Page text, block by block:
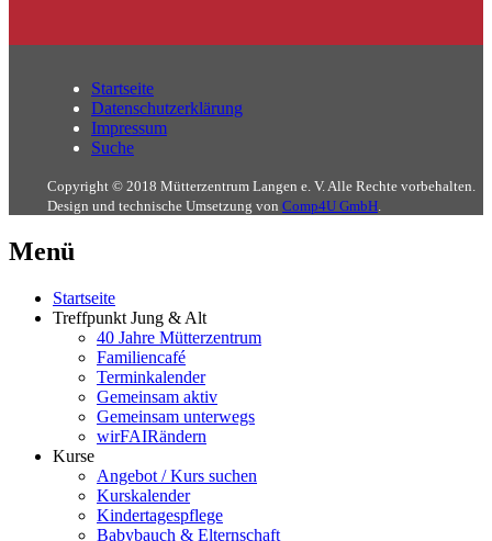
Startseite
Datenschutzerklärung
Impressum
Suche
Copyright © 2018 Mütterzentrum Langen e. V. Alle Rechte vorbehalten.
Design und technische Umsetzung von Comp4U GmbH
Menü
Startseite
Treffpunkt Jung & Alt
40 Jahre Mütterzentrum
Familiencafé
Terminkalender
Gemeinsam aktiv
Gemeinsam unterwegs
wirFAIRändern
Kurse
Angebot / Kurs suchen
Kurskalender
Kindertagespflege
Babybauch & Elternschaft